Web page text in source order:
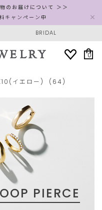
のお届けについて ＞＞
キャンペーン中
BRIDAL
0
イエロー) (64)
PIERCE